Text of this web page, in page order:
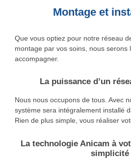
Montage et
Que vous optiez pour notre réseau
montage par vos soins, nous serons
accompagner.
La puissance d’un
Nous nous occupons de tous. Avec
système sera intégralement installé
Rien de plus simple, vous réaliser
La technologie Anicam à
simplicité